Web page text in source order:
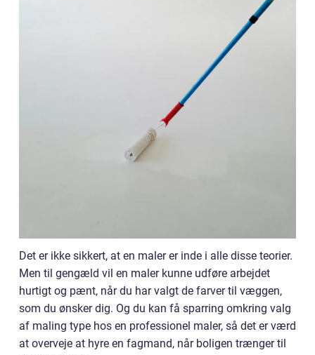
Det er ikke sikkert, at en maler er inde i alle disse teorier.
Men til gengæld vil en maler kunne udføre arbejdet
hurtigt og pænt, når du har valgt de farver til væggen,
som du ønsker dig. Og du kan få sparring omkring valg
af maling type hos en professionel maler, så det er værd
at overveje at hyre en fagmand, når boligen trænger til